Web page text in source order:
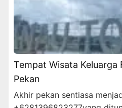
Tempat Wisata
Pekan
Akhir pekan sentiasa